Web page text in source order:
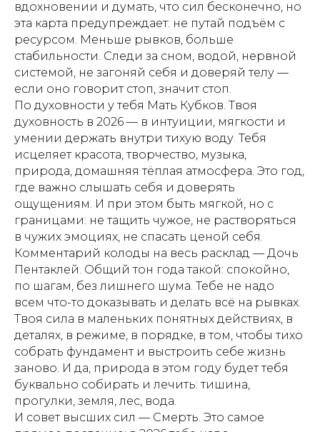
вдохновении и думать, что сил бесконечно, но
эта карта предупреждает: не путай подъём с
ресурсом. Меньше рывков, больше
стабильности. Следи за сном, водой, нервной
системой, не загоняй себя и доверяй телу —
если оно говорит стоп, значит стоп.
По духовности у тебя Мать Кубков. Твоя
духовность в 2026 — в интуиции, мягкости и
умении держать внутри тихую воду. Тебя
исцеляет красота, творчество, музыка,
природа, домашняя тёплая атмосфера. Это год,
где важно слышать себя и доверять
ощущениям. И при этом быть мягкой, но с
границами: не тащить чужое, не растворяться
в чужих эмоциях, не спасать ценой себя.
Комментарий колоды на весь расклад — Дочь
Пентаклей. Общий тон года такой: спокойно,
по шагам, без лишнего шума. Тебе не надо
всем что-то доказывать и делать всё на рывках.
Твоя сила в маленьких понятных действиях, в
деталях, в режиме, в порядке, в том, чтобы тихо
собрать фундамент и выстроить себе жизнь
заново. И да, природа в этом году будет тебя
буквально собирать и лечить: тишина,
прогулки, земля, лес, вода.
И совет высших сил — Смерть. Это самое